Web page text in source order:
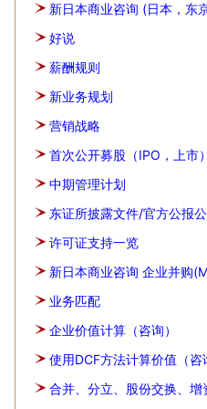
新日本商业咨询 (日本，东
好说
薪酬规则
新业务规划
营销战略
首次公开募股（IPO，上市
中期管理计划
东证所披露文件/官方公报
许可证支持一览
新日本商业咨询 企业并购
业务匹配
企业价值计算（咨询）
使用DCF方法计算价值（咨
合并、分立、股份交换、增